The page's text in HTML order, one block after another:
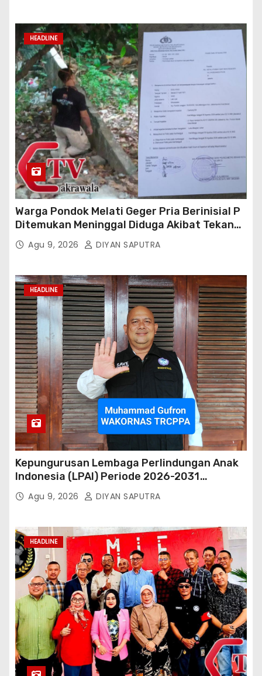
HEADLINE
Warga Pondok Melati Geger Pria Berinisial P
Ditemukan Meninggal Diduga Akibat Tekanan
Hutang
Agu 9, 2026 DIYAN SAPUTRA
HEADLINE
Kepungurusan Lembaga Perlindungan Anak
Indonesia (LPAI) Periode 2026-2031
Terbentuk, Wakil Kordinator Nasional Tim
Reaksi Cepat Perlindungan Perempuan Anak
Mengapresiasi Dan Beri Selamat
Agu 9, 2026 DIYAN SAPUTRA
HEADLINE